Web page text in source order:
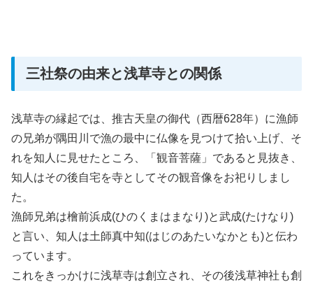
三社祭の由来と浅草寺との関係
浅草寺の縁起では、推古天皇の御代（西暦628年）に漁師
の兄弟が隅田川で漁の最中に仏像を見つけて拾い上げ、そ
れを知人に見せたところ、「観音菩薩」であると見抜き、
知人はその後自宅を寺としてその観音像をお祀りしまし
た。
漁師兄弟は檜前浜成(ひのくまはまなり)と武成(たけなり)
と言い、知人は土師真中知(はじのあたいなかとも)と伝わ
っています。
これをきっかけに浅草寺は創立され、その後浅草神社も創